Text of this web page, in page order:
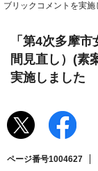
ブリックコメントを実施
「第4次多摩
間見直し）(素
実施しました
ページ番号1004627